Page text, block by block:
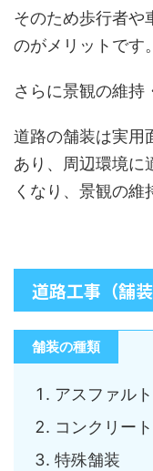
そのため歩行者や
のがメリットです。
さらに景観の維持
道路の舗装は実用
あり、周辺環境に
くなり、景観の維
道路工事（舗
舗装の種類
アスファル
コンクリー
特殊舗装